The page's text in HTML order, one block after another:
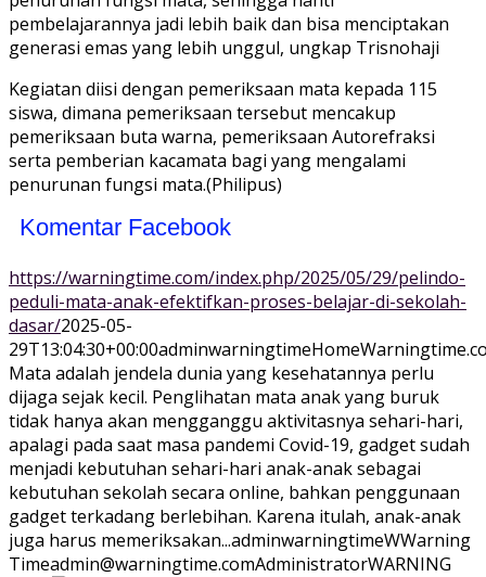
pembelajarannya jadi lebih baik dan bisa menciptakan
generasi emas yang lebih unggul, ungkap Trisnohaji
Kegiatan diisi dengan pemeriksaan mata kepada 115
siswa, dimana pemeriksaan tersebut mencakup
pemeriksaan buta warna, pemeriksaan Autorefraksi
serta pemberian kacamata bagi yang mengalami
penurunan fungsi mata.(Philipus)
Komentar Facebook
https://warningtime.com/index.php/2025/05/29/pelindo-
peduli-mata-anak-efektifkan-proses-belajar-di-sekolah-
dasar/2025-05-
29T13:04:30+00:00adminwarningtimeHome
Mata adalah jendela dunia yang kesehatannya perlu
dijaga sejak kecil. Penglihatan mata anak yang buruk
tidak hanya akan mengganggu aktivitasnya sehari-hari,
apalagi pada saat masa pandemi Covid-19, gadget sudah
menjadi kebutuhan sehari-hari anak-anak sebagai
kebutuhan sekolah secara online, bahkan penggunaan
gadget terkadang berlebihan. Karena itulah, anak-anak
juga harus memeriksakan...adminwarningtimeWWarning
Timeadmin@warningtime.comAdministratorWARNING